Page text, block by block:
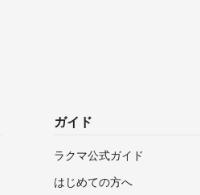
ガイド
ラクマ公式ガイド
はじめての方へ